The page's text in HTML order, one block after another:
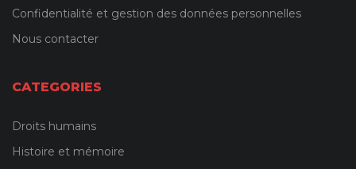
Confidentialité et gestion des données personnelles
Nous contacter
CATEGORIES
Droits humains
Histoire et mémoire